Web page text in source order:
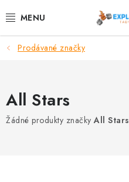
na
%AKCE
Prodávané značky
All Stars
Žádné produkty značkyAll Stars